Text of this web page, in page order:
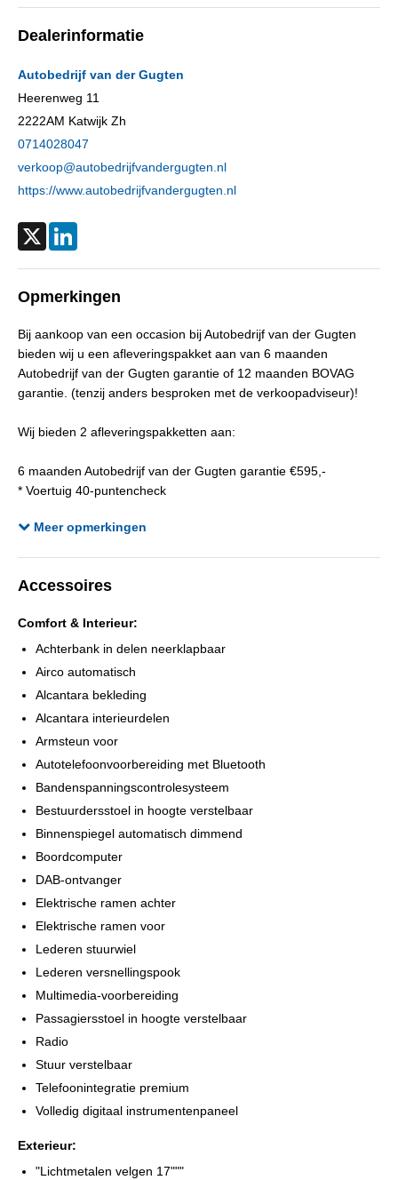
Motorrijtuigenbelasting
Gewicht (leeg)
Aandrijving
Aandrijving
Gecombineerd verbruik
Laksoort
Metallic
APK
Aantal sleutels
Dealerinformatie
Autobedrijf van der Gugten
Heerenweg 11
2222AM Katwijk Zh
0714028047
verkoop@autobedrijfvandergugten.nl
https://www.autobedrijfvandergugten.nl
Opmerkingen
Bij aankoop van een occasion bij Autobedrijf van der Gugten
bieden wij u een afleveringspakket aan van 6 maanden
Autobedrijf van der Gugten garantie of 12 maanden BOVAG
garantie. (tenzij anders besproken met de verkoopadviseur)!
Wij bieden 2 afleveringspakketten aan:
6 maanden Autobedrijf van der Gugten garantie €595,-
* Voertuig 40-puntencheck
* 6 maanden garantie
* Bovag voertuig 40-puntencheck
* Complete reinigingsbeurt (interieur en exterieur)
* Nieuwe Apk keuring
* 12 maanden BOVAG garantie
Om teleurstelling te voorkomen adviseren wij u om van te voren
te informeren naar de beschikbaarheid.
Alle moeite is genomen om de informatie op deze internetsite zo
nooit uit te sluiten. Vertrouw daarom niet alleen op deze
informatie, maar controleer bij aankoop de zaken die uw
beslissing zouden kunnen beïnvloeden.
Meer opmerkingen
Accessoires
Comfort & Interieur:
Achterbank in delen neerklapbaar
Airco automatisch
Alcantara bekleding
Alcantara interieurdelen
Armsteun voor
Autotelefoonvoorbereiding met Bluetooth
Bandenspanningscontrolesysteem
Bestuurdersstoel in hoogte verstelbaar
Binnenspiegel automatisch dimmend
Boordcomputer
DAB-ontvanger
Elektrische ramen achter
Elektrische ramen voor
Lederen stuurwiel
Lederen versnellingspook
Multimedia-voorbereiding
Passagiersstoel in hoogte verstelbaar
Radio
Stuur verstelbaar
Telefoonintegratie premium
Volledig digitaal instrumentenpaneel
Exterieur:
"Lichtmetalen velgen 17"""